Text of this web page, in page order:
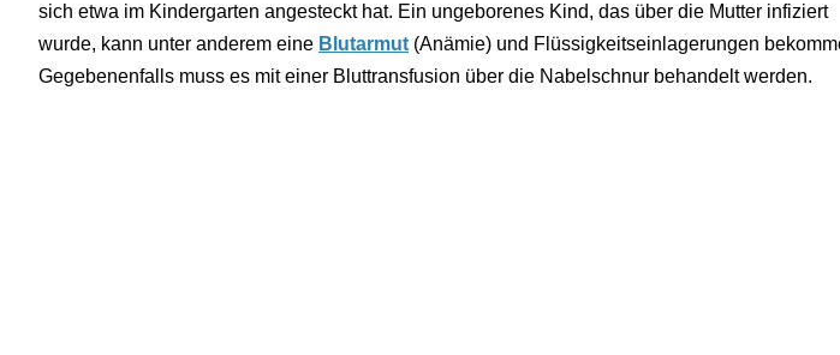
sich etwa im Kindergarten angesteckt hat. Ein ungeborenes Kind, das über die Mutter infiziert
wurde, kann unter anderem eine Blutarmut (Anämie) und Flüssigkeitseinlagerungen
Gegebenenfalls muss es mit einer Bluttransfusion über die Nabelschnur behandelt werden.